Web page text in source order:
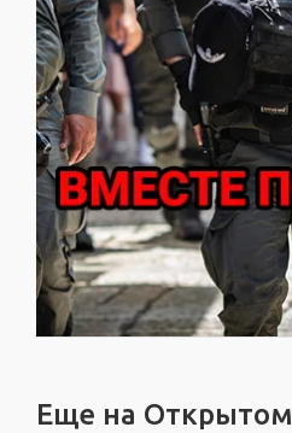
Еще на Открытом